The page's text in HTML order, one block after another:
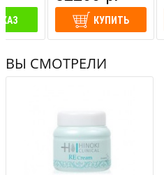
КУПИТЬ
ВЫ СМОТРЕЛИ